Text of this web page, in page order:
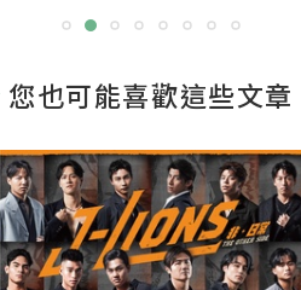
您也可能喜歡這些文章